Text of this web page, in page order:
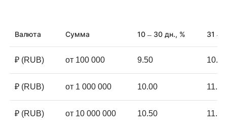
Валюта Сумма 10– 30 дн., % 31–
₽ (RUB) от 100 000 9.50 10.50
₽ (RUB) от 1 000 000 10.00 11.00
₽ (RUB) от 10 000 000 10.50 11.50